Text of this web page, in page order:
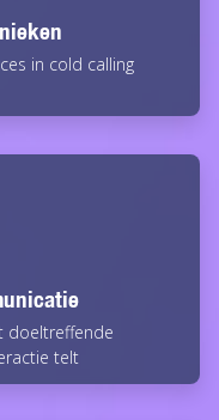
in cold calling
doeltreffende
telt